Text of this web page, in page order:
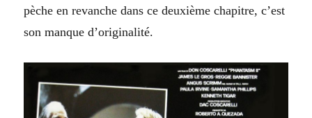
pèche en revanche dans ce deuxième chapitre, c’est
son manque d’originalité.